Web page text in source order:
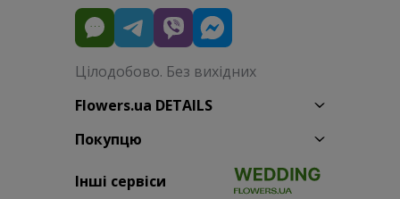
Цілодобово. Без вихідних
Flowers.ua DETAILS
Покупцю
Інші сервіси